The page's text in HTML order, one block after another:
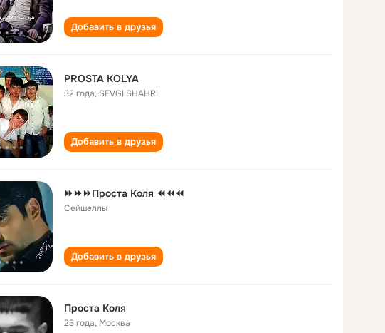
Добавить в друзья
PROSTA KOLYA
32 года, SEVGI SHAHRI
Добавить в друзья
⏩⏩⏩Проста Коля ⏪⏪⏪
Сейшеллы
Добавить в друзья
Проста Коля
23 года, Москва